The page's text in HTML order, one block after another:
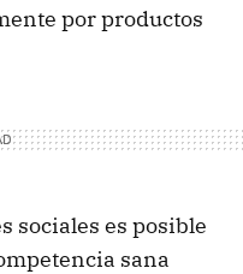
por productos
sociales es posible
sana